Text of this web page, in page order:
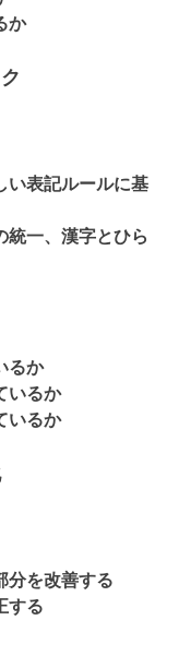
か
い表記ルールに基
統一、漢字とひら
るか
いるか
いるか
分を改善する
する